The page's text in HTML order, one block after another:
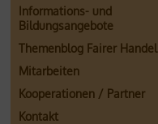
Informations- und
Bildungsangebote
Themenblog Fairer Handel
Mitarbeiten
Kooperationen / Partner
Kontakt